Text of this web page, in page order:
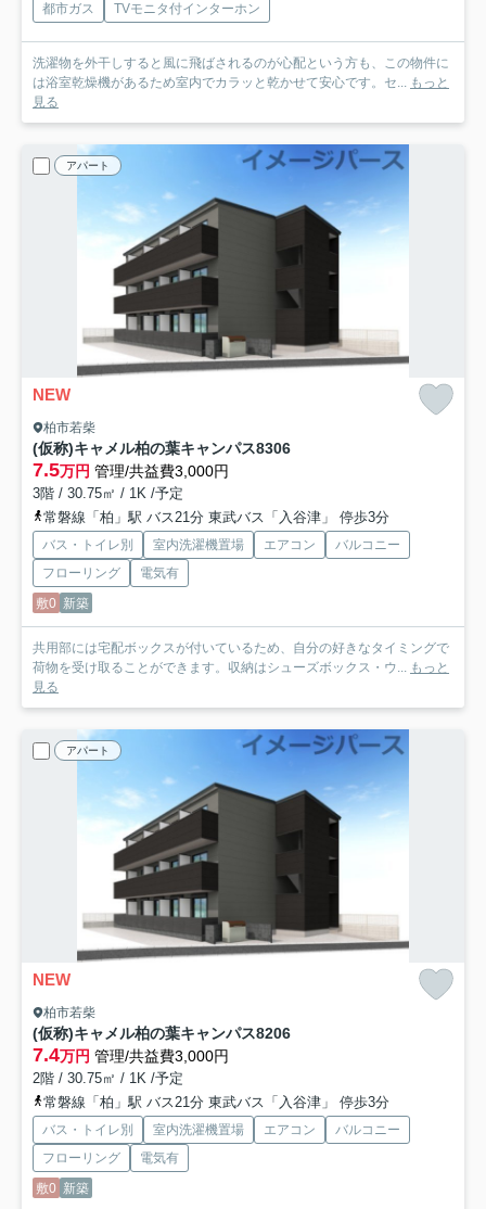
都市ガス
TVモニタ付インターホン
洗濯物を外干しすると風に飛ばされるのが心配という方も、この物件に
は浴室乾燥機があるため室内でカラッと乾かせて安心です。セ... もっと
見る
アパート
NEW
柏市若柴
(仮称)キャメル柏の葉キャンパス8306
7.5万円 管理/共益費3,000円
3階 / 30.75㎡ / 1K /予定
常磐線「柏」駅 バス21分 東武バス「入谷津」 停歩3分
バス・トイレ別 室内洗濯機置場 エアコン
バルコニー
フローリング
電気有
敷0 新築
共用部には宅配ボックスが付いているため、自分の好きなタイミングで
荷物を受け取ることができます。収納はシューズボックス・ウ... もっと
見る
アパート
NEW
柏市若柴
(仮称)キャメル柏の葉キャンパス8206
7.4万円 管理/共益費3,000円
2階 / 30.75㎡ / 1K /予定
常磐線「柏」駅 バス21分 東武バス「入谷津」 停歩3分
バス・トイレ別 室内洗濯機置場 エアコン
バルコニー
フローリング
電気有
敷0 新築